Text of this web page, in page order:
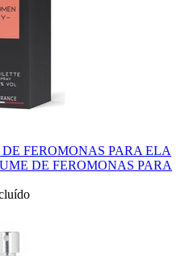
FEROMONAS PARA ELA
DE FEROMONAS PARA